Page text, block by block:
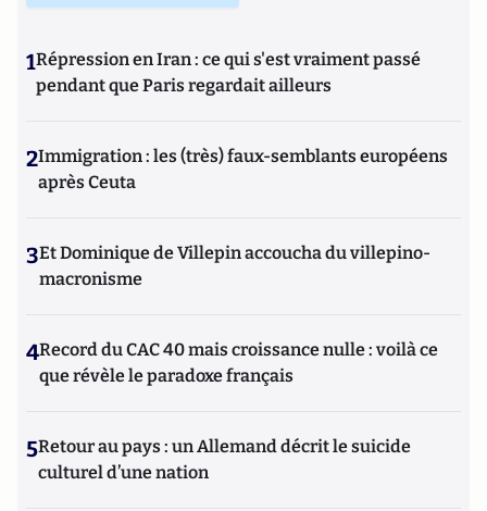
1Répression en Iran : ce qui s'est vraiment passé
pendant que Paris regardait ailleurs
2Immigration : les (très) faux-semblants européens
après Ceuta
3Et Dominique de Villepin accoucha du villepino-
macronisme
4Record du CAC 40 mais croissance nulle : voilà ce
que révèle le paradoxe français
5Retour au pays : un Allemand décrit le suicide
culturel d’une nation